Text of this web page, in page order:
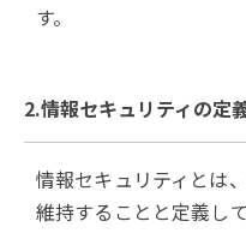
す。
2.情報セキュリティの定
情報セキュリティとは
維持することと定義して